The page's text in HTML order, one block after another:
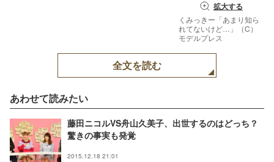
拡大する
くみっきー「あまり知ら
れてないけど…」（C）
モデルプレス
全文を読む
あわせて読みたい
藤田ニコルVS舟山久美子、出世するのはどっち？
驚きの事実も発覚
2015.12.18 21:01